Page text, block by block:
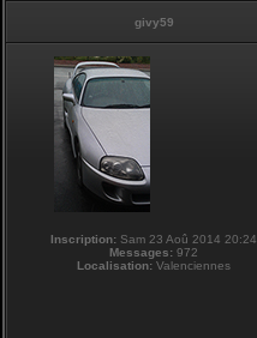
givy59
Inscription: Sam 23 Aoû 2014 20:24
Messages: 972
Localisation: Valenciennes